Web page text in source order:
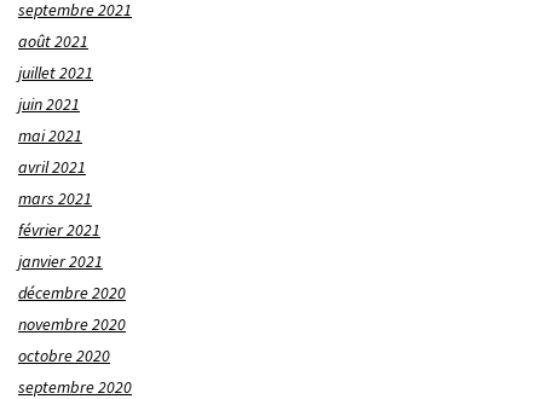
septembre 2021
août 2021
juillet 2021
juin 2021
mai 2021
avril 2021
mars 2021
février 2021
janvier 2021
décembre 2020
novembre 2020
octobre 2020
septembre 2020